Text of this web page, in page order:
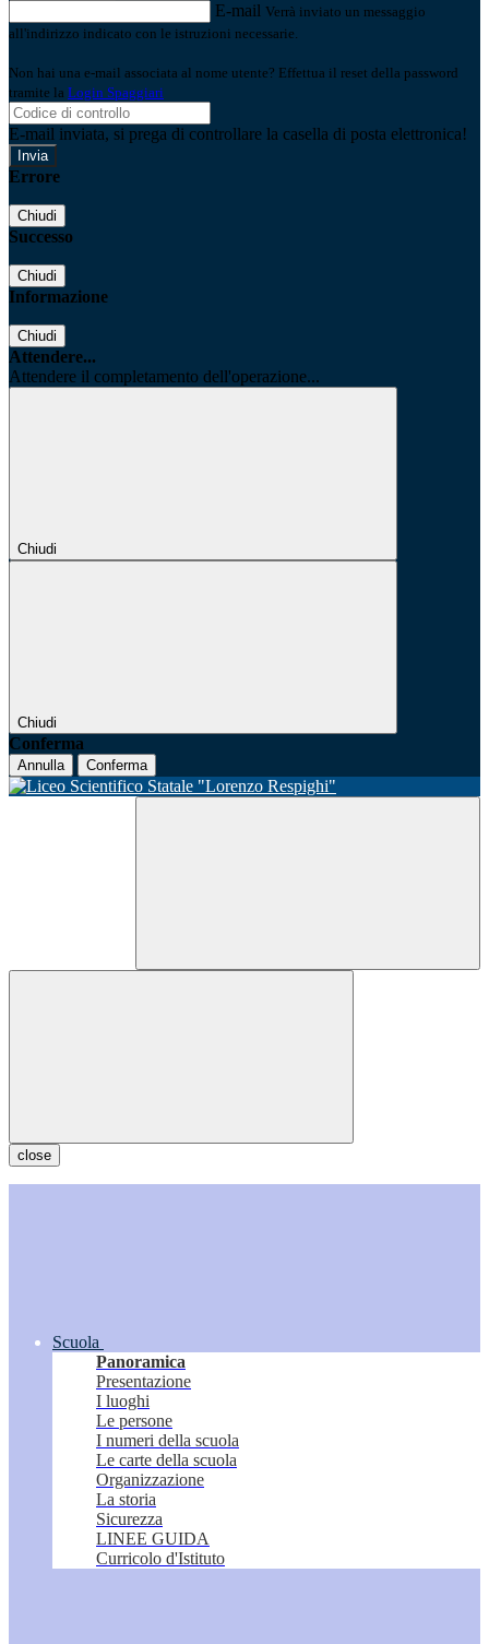
E-mail Verrà inviato un messaggio
all'indirizzo indicato con le istruzioni necessarie.
Non hai una e-mail associata al nome utente? Effettua il reset della password
tramite la Login Spaggiari
E-mail inviata, si prega di controllare la casella di posta elettronica!
Errore
Chiudi
Successo
Chiudi
Informazione
Chiudi
Attendere...
Attendere il completamento dell'operazione...
Chiudi
Chiudi
Conferma
Annulla Conferma
close
Scuola
Panoramica
Presentazione
I luoghi
Le persone
I numeri della scuola
Le carte della scuola
Organizzazione
La storia
Sicurezza
LINEE GUIDA
Curricolo d'Istituto